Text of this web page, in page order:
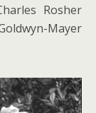
Rosher
Mayer